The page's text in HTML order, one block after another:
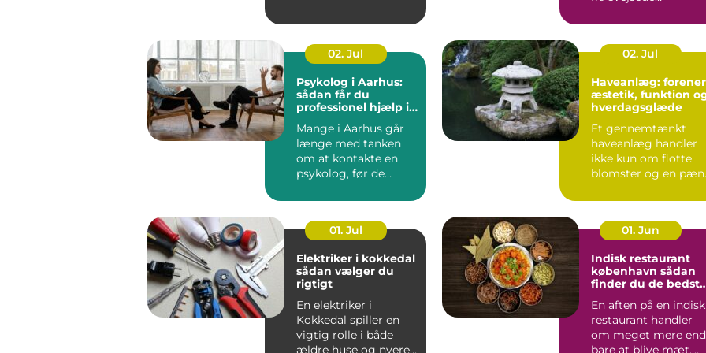
rørledninge...
02. Jul
Psykolog i Aarhus:
sådan får du
professionel hjælp i
Mange i Aarhus går
længe med tanken
om at kontakte en
psykolog, før de
02. Jul
Haveanlæg: forener
æstetik, funktion
hverdagsglæde
Et gennemtænkt
haveanlæg handler
ikke kun om flotte
blomster og en pæn
01. Jul
Elektriker i kokkedal
sådan vælger du
rigtigt
En elektriker i
Kokkedal spiller en
vigtig rolle i både
ældre huse og nyere
01. Jun
Indisk restaurant
københavn sådan
finder du de bedste
En aften på en indisk
restaurant handler
om meget mere end
bare at blive mæt.